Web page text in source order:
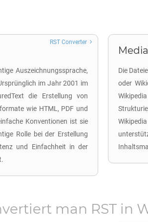
Auszeichnungssprache,
im Jahr 2001 im
die Erstellung von
wie HTML, PDF und
Konventionen ist sie
Rolle bei der Erstellung
und Einfachheit in der
RST Converter
Die
oder
man RSTin